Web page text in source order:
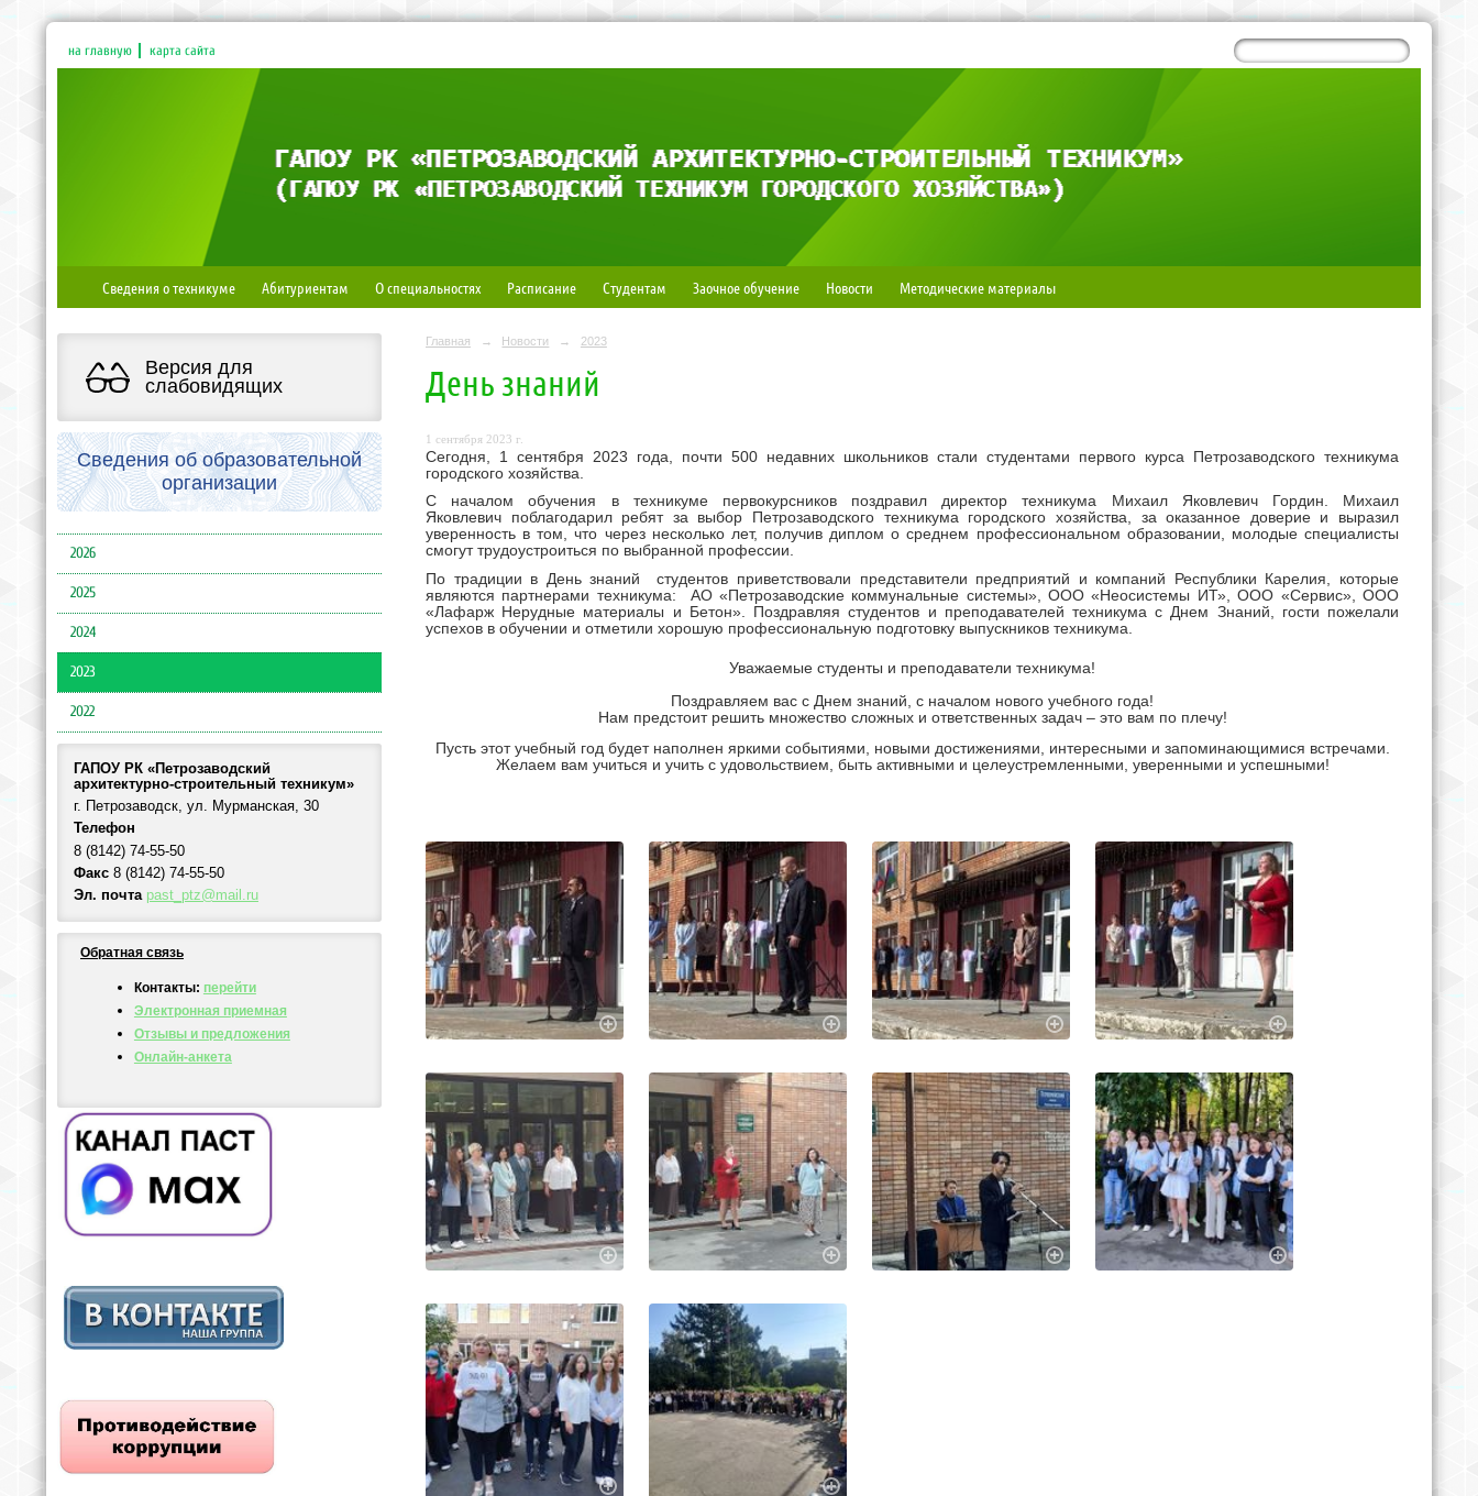
на главную карта сайта
Сведения о техникуме Абитуриентам О специальностях Расписание Студентам Заочное обучение Новости Методические материалы
Версия для
слабовидящих
Сведения об образовательной
организации
2026
2025
2024
2023
2022
ГАПОУ РК «Петрозаводский
архитектурно-строительный техникум»
г. Петрозаводск, ул. Мурманская, 30
Телефон
8 (8142) 74-55-50
Факс 8 (8142) 74-55-50
Эл. почта past_ptz@mail.ru
Обратная связь
Контакты: перейти
Электронная приемная
Отзывы и предложения
Онлайн-анкета
Главная → Новости → 2023
День знаний
1 сентября 2023 г.
Сегодня, 1 сентября 2023 года, почти 500 недавних школьников стали студентами первого курса Петрозаводского техникума
городского хозяйства.
С началом обучения в техникуме первокурсников поздравил директор техникума Михаил Яковлевич Гордин. Михаил
Яковлевич поблагодарил ребят за выбор Петрозаводского техникума городского хозяйства, за оказанное доверие и выразил
уверенность в том, что через несколько лет, получив диплом о среднем профессиональном образовании, молодые специалисты
смогут трудоустроиться по выбранной профессии.
По традиции в День знаний студентов приветствовали представители предприятий и компаний Республики Карелия, которые
являются партнерами техникума: АО «Петрозаводские коммунальные системы», ООО «Неосистемы ИТ», ООО «Сервис», ООО
«Лафарж Нерудные материалы и Бетон». Поздравляя студентов и преподавателей техникума с Днем Знаний, гости пожелали
успехов в обучении и отметили хорошую профессиональную подготовку выпускников техникума.
Уважаемые студенты и преподаватели техникума!
Поздравляем вас с Днем знаний, с началом нового учебного года!
Нам предстоит решить множество сложных и ответственных задач – это вам по плечу!
Пусть этот учебный год будет наполнен яркими событиями, новыми достижениями, интересными и запоминающимися встречами.
Желаем вам учиться и учить с удовольствием, быть активными и целеустремленными, уверенными и успешными!